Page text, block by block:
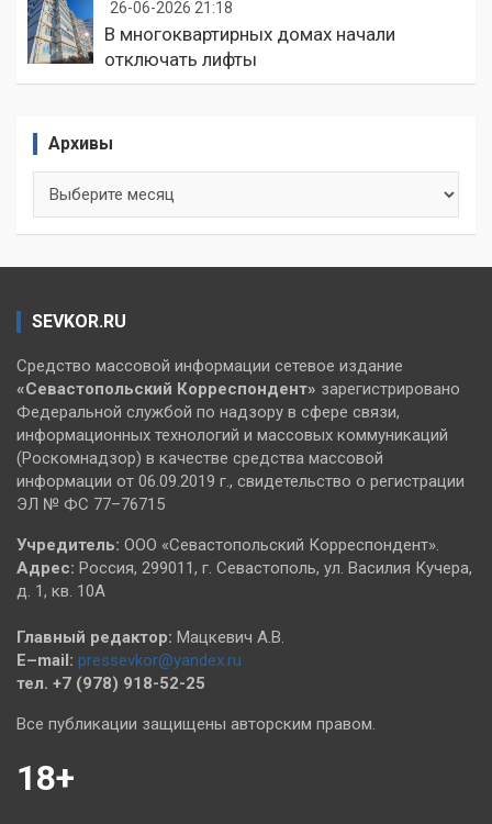
26-06-2026 21:18
В многоквартирных домах начали
отключать лифты
Архивы
SEVKOR.RU
Средство массовой информации сетевое издание
«Севастопольский Корреспондент» зарегистрировано
Федеральной службой по надзору в сфере связи,
информационных технологий и массовых коммуникаций
(Роскомнадзор) в качестве средства массовой
информации от 06.09.2019 г., свидетельство о регистрации
ЭЛ № ФС 77–76715
Учредитель: ООО «Севастопольский Корреспондент».
Адрес: Россия, 299011, г. Севастополь, ул. Василия Кучера,
д. 1, кв. 10А
Главный редактор: Мацкевич А.В.
E–mail: pressevkor@yandex.ru
тел. +7 (978) 918-52-25
Все публикации защищены авторским правом.
18+